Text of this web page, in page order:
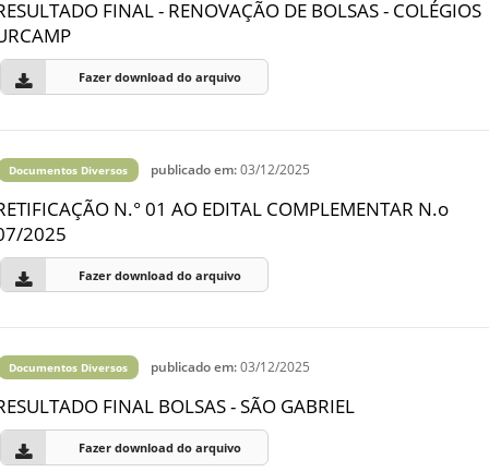
FINAL - RENOVAÇÃO DE BOLSAS - COLÉGIOS
Fazer download do arquivo
Documentos Diversos publicado em:03/12/2025
N.° 01 AO EDITAL COMPLEMENTAR N.o
2025
Fazer download do arquivo
Documentos Diversos publicado em:03/12/2025
FINAL BOLSAS - SÃO GABRIEL
Fazer download do arquivo